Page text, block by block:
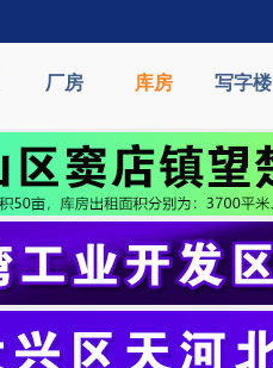
厂房 库房 写字楼